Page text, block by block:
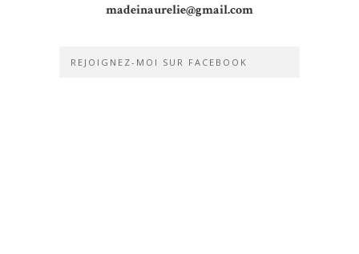
madeinaurelie@gmail.com
REJOIGNEZ-MOI SUR FACEBOOK